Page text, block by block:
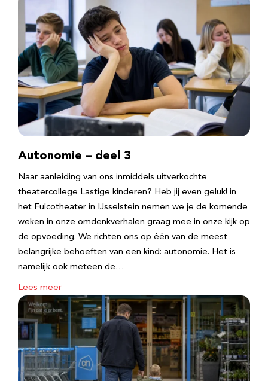
Autonomie – deel 3
Naar aanleiding van ons inmiddels uitverkochte
theatercollege Lastige kinderen? Heb jij even geluk! in
het Fulcotheater in IJsselstein nemen we je de komende
weken in onze omdenkverhalen graag mee in onze kijk op
de opvoeding. We richten ons op één van de meest
belangrijke behoeften van een kind: autonomie. Het is
namelijk ook meteen de…
Lees meer